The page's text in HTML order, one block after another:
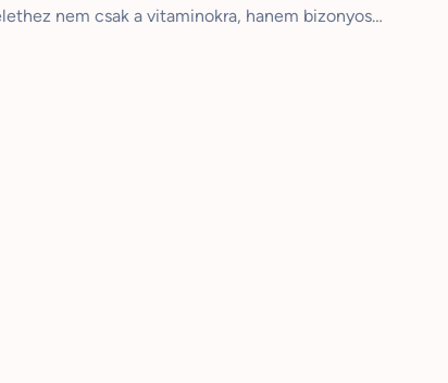
nem csak a vitaminokra, hanem bizonyos…